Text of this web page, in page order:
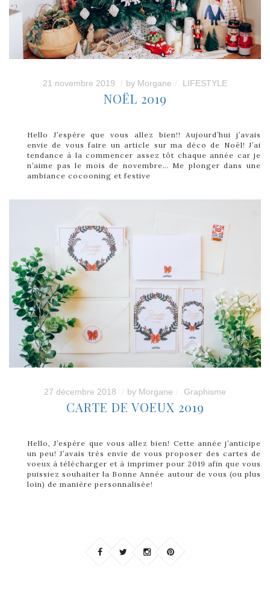
21 novembre 2019 by Morgane LIFESTYLE
NOËL 2019
Hello J’espère que vous allez bien!! Aujourd’hui j’avais
envie de vous faire un article sur ma déco de Noël! J’ai
tendance à la commencer assez tôt chaque année car je
n’aime pas le mois de novembre… Me plonger dans une
ambiance cocooning et festive
27 décembre 2018 by Morgane Graphisme
CARTE DE VOEUX 2019
Hello, J’espère que vous allez bien! Cette année j’anticipe
un peu! J’avais très envie de vous proposer des cartes de
voeux à télécharger et à imprimer pour 2019 afin que vous
puissiez souhaiter la Bonne Année autour de vous (ou plus
loin) de manière personnalisée!